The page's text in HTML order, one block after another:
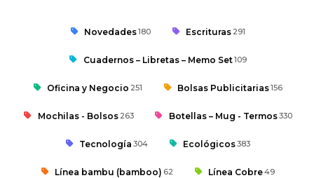
Novedades180 Escrituras 291
Cuadernos – Libretas – Memo Set109
Oficina y Negocio 251 Bolsas Publicitarias156
Mochilas - Bolsos 263 Botellas – Mug - Termos330
Tecnología 304 Ecológicos383
Línea bambu (bamboo) 62 Línea Cobre49